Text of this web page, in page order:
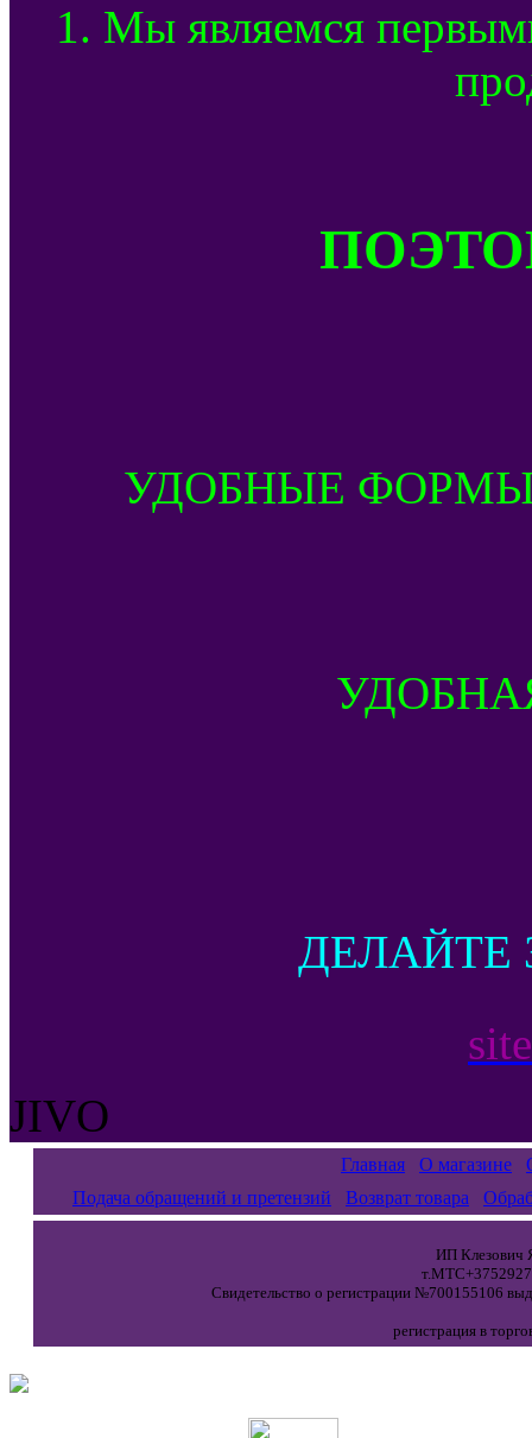
1. Мы являемся
УДОБНЫЕ
ДЕЛАЙТЕ
JIVO
Главная О магазине
Подача обращений и претензий
Возврат товара
ИП Клезович
Свидетельство о регистрации №700155106
регистрация в